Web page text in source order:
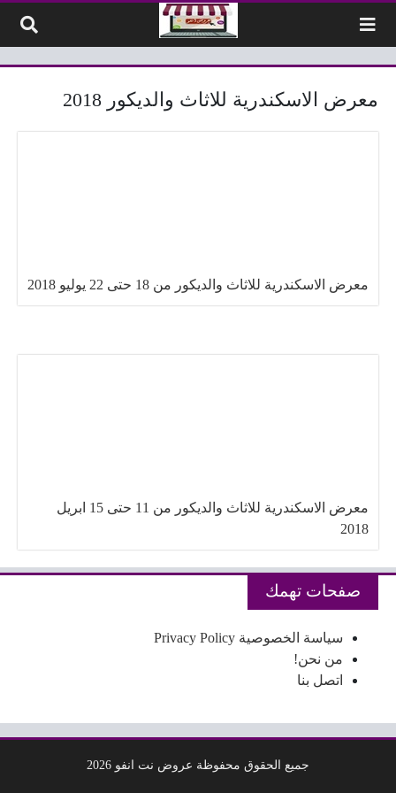
معرض الاسكندرية للاثاث والديكور 2018
معرض الاسكندرية للاثاث والديكور من 18 حتى 22 يوليو 2018
معرض الاسكندرية للاثاث والديكور من 11 حتى 15 ابريل
2018
صفحات تهمك
سياسة الخصوصية Privacy Policy
من نحن!
اتصل بنا
جميع الحقوق محفوظة عروض نت انفو 2026